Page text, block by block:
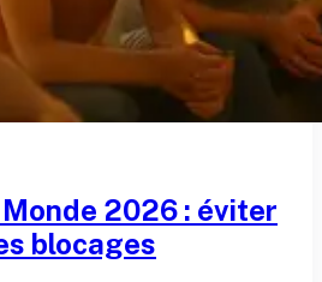
2026 : éviter
blocages